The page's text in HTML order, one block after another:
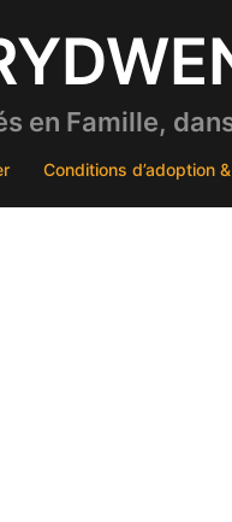
en Famille,
Conditions d’adoption